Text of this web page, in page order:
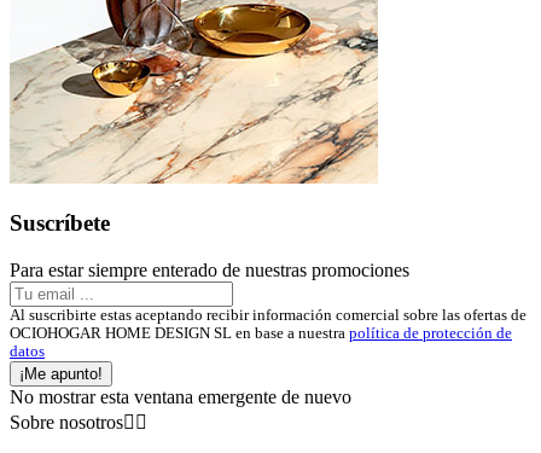
Suscríbete
Para estar siempre enterado de nuestras promociones
Al suscribirte estas aceptando recibir información comercial sobre las ofertas de
OCIOHOGAR HOME DESIGN SL en base a nuestra política de protección de
datos
¡Me apunto!
No mostrar esta ventana emergente de nuevo
Sobre nosotros 